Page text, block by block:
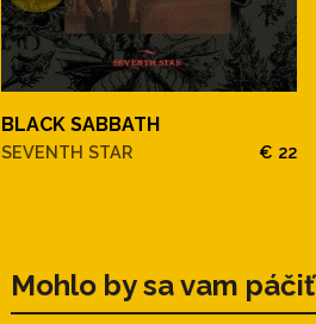
BLACK SABBATH
SEVENTH STAR € 22
Mohlo by sa vam páčiť